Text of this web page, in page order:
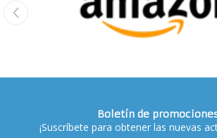
Boletín de
¡Suscríbete para obtener las nuevas